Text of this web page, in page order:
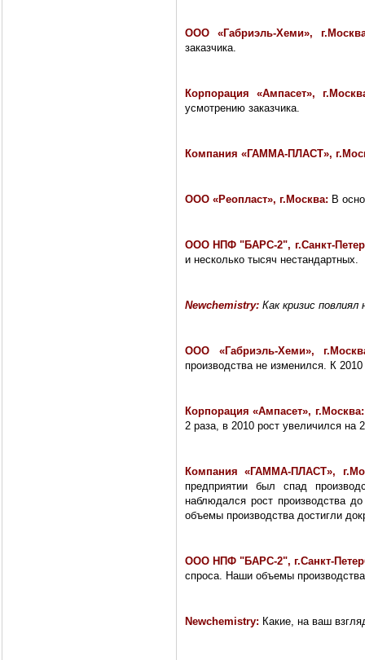
ООО «Габриэль-Хеми»,
заказчика.
Корпорация «Ампасет»,
усмотрению заказчика.
Компания «ГАММА-ПЛАСТ»,
ООО «Реопласт», г.Москва: В
ООО НПФ "БАРС-2", г.Санкт-
и несколько тысяч нестандартных.
Newchemistry: Как кризис
ООО «Габриэль-Хеми»,
производства не изменился. К
Корпорация «Ампасет», г.Москва:
2 раза, в 2010 рост увеличился на
Компания «ГАММА-ПЛАСТ»,
предприятии был спад
наблюдался рост производства
объемы производства достигли
ООО НПФ "БАРС-2", г.Санкт-
спроса. Наши объемы
Newchemistry: Какие, на ваш